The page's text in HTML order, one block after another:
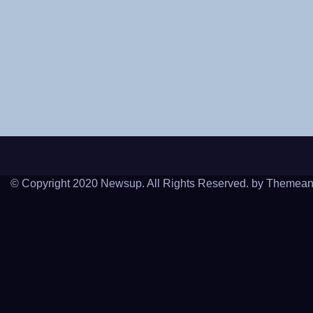
© Copyright 2020 Newsup. All Rights Reserved. by